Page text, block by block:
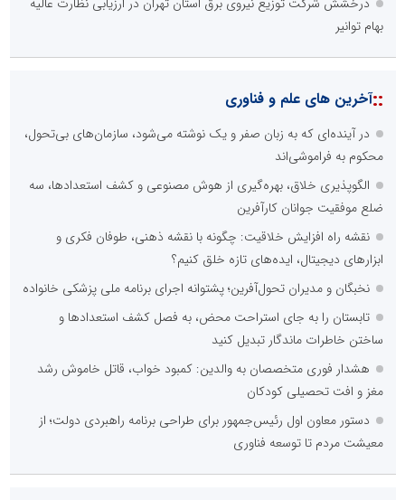
بهام توانیر
::آخرین های علم و فناوری
در آینده‌ای که به زبان صفر و یک نوشته می‌شود، سازمان‌های بی‌تحول،
محکوم به فراموشی‌اند
الگوپذیری خلاق، بهره‌گیری از هوش مصنوعی و کشف استعدادها، سه
ضلع موفقیت جوانان کارآفرین
نقشه راه افزایش خلاقیت: چگونه با نقشه ذهنی، طوفان فکری و
ابزارهای دیجیتال، ایده‌های تازه خلق کنیم؟
نخبگان و مدیران تحول‌آفرین؛ پشتوانه اجرای برنامه ملی پزشکی خانواده
تابستان را به جای استراحت محض، به فصل کشف استعدادها و
ساختن خاطرات ماندگار تبدیل کنید
هشدار فوری متخصصان به والدین: کمبود خواب، قاتل خاموش رشد
مغز و افت تحصیلی کودکان
دستور معاون اول رئیس‌جمهور برای طراحی برنامه راهبردی دولت؛ از
معیشت مردم تا توسعه فناوری